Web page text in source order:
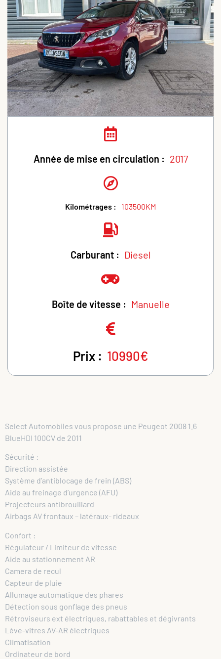
Année de mise en circulation : 2017
Kilométrages : 103500KM
Carburant : Diesel
Boîte de vitesse : Manuelle
Prix : 10990€
Select Automobiles vous propose une Peugeot 2008 1.6
BlueHDI 100CV de 2011
Sécurité :
Direction assistée
Système d’antiblocage de frein (ABS)
Aide au freinage d’urgence (AFU)
Projecteurs antibrouillard
Airbags AV frontaux – latéraux- rideaux
Confort :
Régulateur / Limiteur de vitesse
Aide au stationnement AR
Camera de recul
Capteur de pluie
Allumage automatique des phares
Détection sous gonflage des pneus
Rétroviseurs ext électriques, rabattables et dégivrants
Lève-vitres AV-AR électriques
Climatisation
Ordinateur de bord